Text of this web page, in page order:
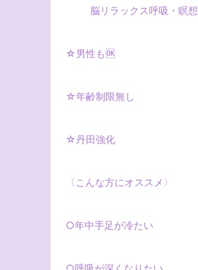
脳リラックス呼吸・瞑想
☆男性も🆗
☆年齢制限無し
☆丹田強化
〈こんな方にオススメ〉
○年中手足が冷たい